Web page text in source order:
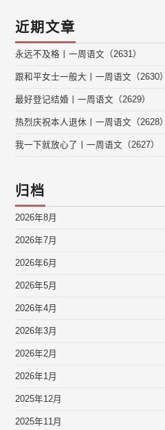
近期文章
永远不及格丨一周语文（2631）
跟和平女士一般大丨一周语文（2630）
最好登记结婚丨一周语文（2629）
热烈庆祝本人退休丨一周语文（2628）
我一下就放心了丨一周语文（2627）
归档
2026年8月
2026年7月
2026年6月
2026年5月
2026年4月
2026年3月
2026年2月
2026年1月
2025年12月
2025年11月